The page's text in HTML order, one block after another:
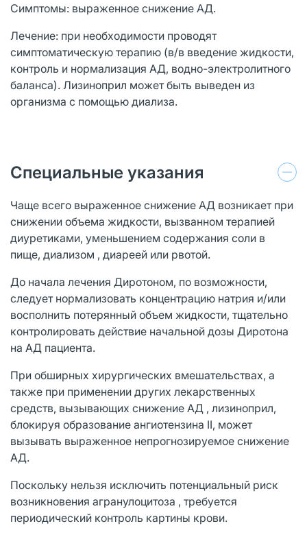
Симптомы: выраженное снижение АД.
Лечение: при необходимости проводят
симптоматическую терапию (в/в введение жидкости,
контроль и нормализация АД, водно-электролитного
баланса). Лизиноприл может быть выведен из
организма с помощью диализа.
Специальные указания
Чаще всего выраженное снижение АД возникает при
снижении объема жидкости, вызванном терапией
диуретиками, уменьшением содержания соли в
пище, диализом , диареей или рвотой.
До начала лечения Диротоном, по возможности,
следует нормализовать концентрацию натрия и/или
восполнить потерянный объем жидкости, тщательно
контролировать действие начальной дозы Диротона
на АД пациента.
При обширных хирургических вмешательствах, а
также при применении других лекарственных
средств, вызывающих снижение АД , лизиноприл,
блокируя образование ангиотензина II, может
вызывать выраженное непрогнозируемое снижение
АД.
Поскольку нельзя исключить потенциальный риск
возникновения агранулоцитоза , требуется
периодический контроль картины крови.